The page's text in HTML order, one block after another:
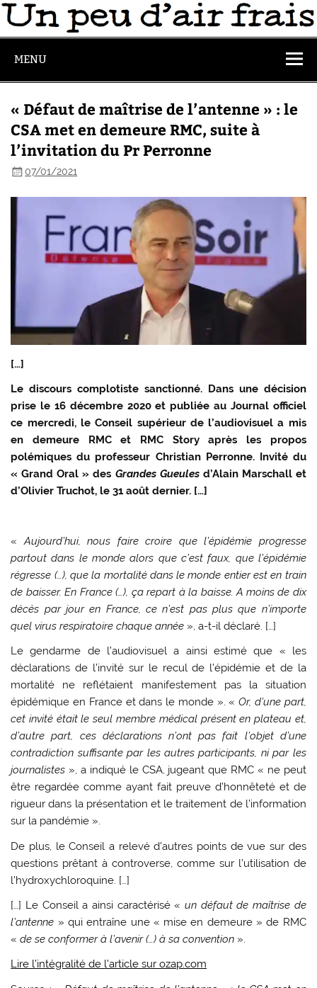
MENU
« Défaut de maîtrise de l’antenne » : le
CSA met en demeure RMC, suite à
l’invitation du Pr Perronne
07/01/2021
[…]
Le discours complotiste sanctionné. Dans une décision
prise le 16 décembre 2020 et publiée au Journal officiel
ce mercredi, le Conseil supérieur de l’audiovisuel a mis
en demeure RMC et RMC Story après les propos
polémiques du professeur Christian Perronne. Invité du
« Grand Oral » des Grandes Gueulesd’Alain Marschall et
d’Olivier Truchot, le 31 août dernier. […]
«Aujourd’hui, nous faire croire que l’épidémie progresse
partout dans le monde alors que c’est faux, que l’épidémie
régresse (…), que la mortalité dans le monde entier est en train
de baisser. En France (…), ça repart à la baisse. A moins de dix
décès par jour en France, ce n’est pas plus que n’importe
quel virus respiratoire chaque année », a-t-il déclaré. […]
Le gendarme de l’audiovisuel a ainsi estimé que « les
déclarations de l’invité sur le recul de l’épidémie et de la
mortalité ne reflétaient manifestement pas la situation
épidémique en France et dans le monde ». «Or, d’une part,
cet invité était le seul membre médical présent en plateau et,
d’autre part, ces déclarations n’ont pas fait l’objet d’une
contradiction suffisante par les autres participants, ni par les
journalistes », a indiqué le CSA, jugeant que RMC « ne peut
être regardée comme ayant fait preuve d’honnêteté et de
rigueur dans la présentation et le traitement de l’information
sur la pandémie ».
De plus, le Conseil a relevé d’autres points de vue sur des
questions prêtant à controverse, comme sur l’utilisation de
l’hydroxychloroquine. […]
[…] Le Conseil a ainsi caractérisé «un défaut de maîtrise de
l’antenne » qui entraîne une « mise en demeure » de RMC
«de se conformer à l’avenir (…) à sa convention ».
Lire l’intégralité de l’article sur ozap.com